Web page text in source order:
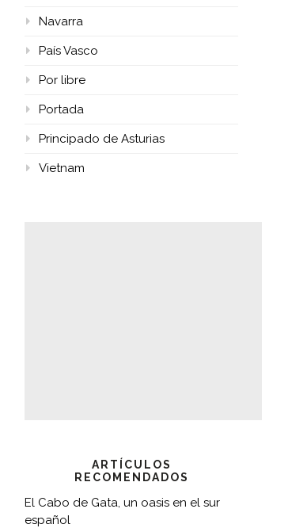
Navarra
País Vasco
Por libre
Portada
Principado de Asturias
Vietnam
ARTÍCULOS
RECOMENDADOS
El Cabo de Gata, un oasis en el sur
español